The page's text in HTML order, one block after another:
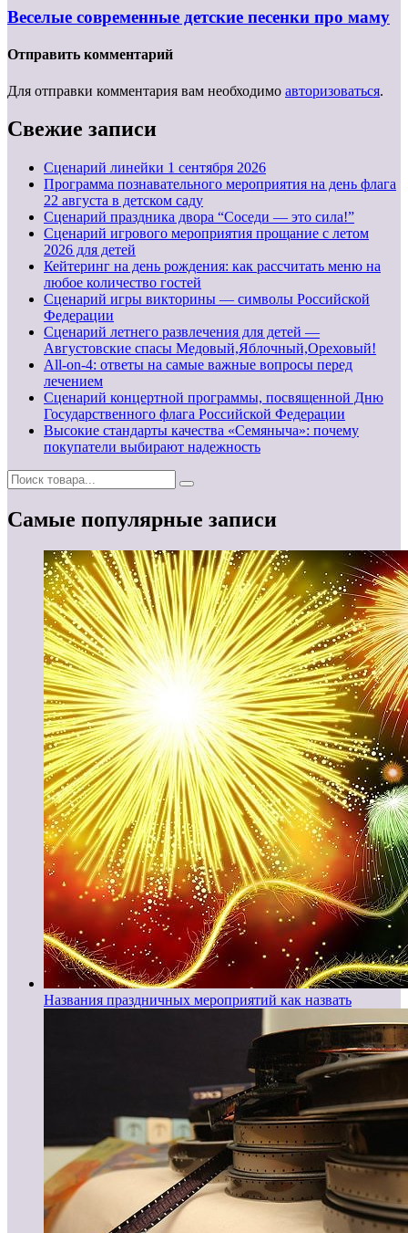
Веселые современные детские песенки про маму
Отправить комментарий
Для отправки комментария вам необходимо авторизоваться.
Свежие записи
Cценарий линейки 1 сентября 2026
Программа познавательного мероприятия на день флага
22 августа в детском саду
Сценарий праздника двора “Соседи — это сила!”
Сценарий игрового мероприятия прощание с летом
2026 для детей
Кейтеринг на день рождения: как рассчитать меню на
любое количество гостей
Сценарий игры викторины — символы Российской
Федерации
Сценарий летнего развлечения для детей —
Августовские спасы Медовый,Яблочный,Ореховый!
All-on-4: ответы на самые важные вопросы перед
лечением
Сценарий концертной программы, посвященной Дню
Государственного флага Российской Федерации
Высокие стандарты качества «Семяныча»: почему
покупатели выбирают надежность
Самые популярные записи
Названия праздничных мероприятий как назвать